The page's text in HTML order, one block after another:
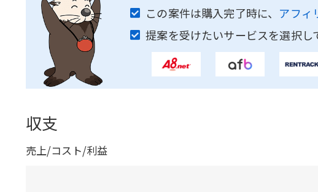
この案件は購入完了時に、 アフィ
提案を受けたいサービスを選択し
収支
売上/コスト/利益